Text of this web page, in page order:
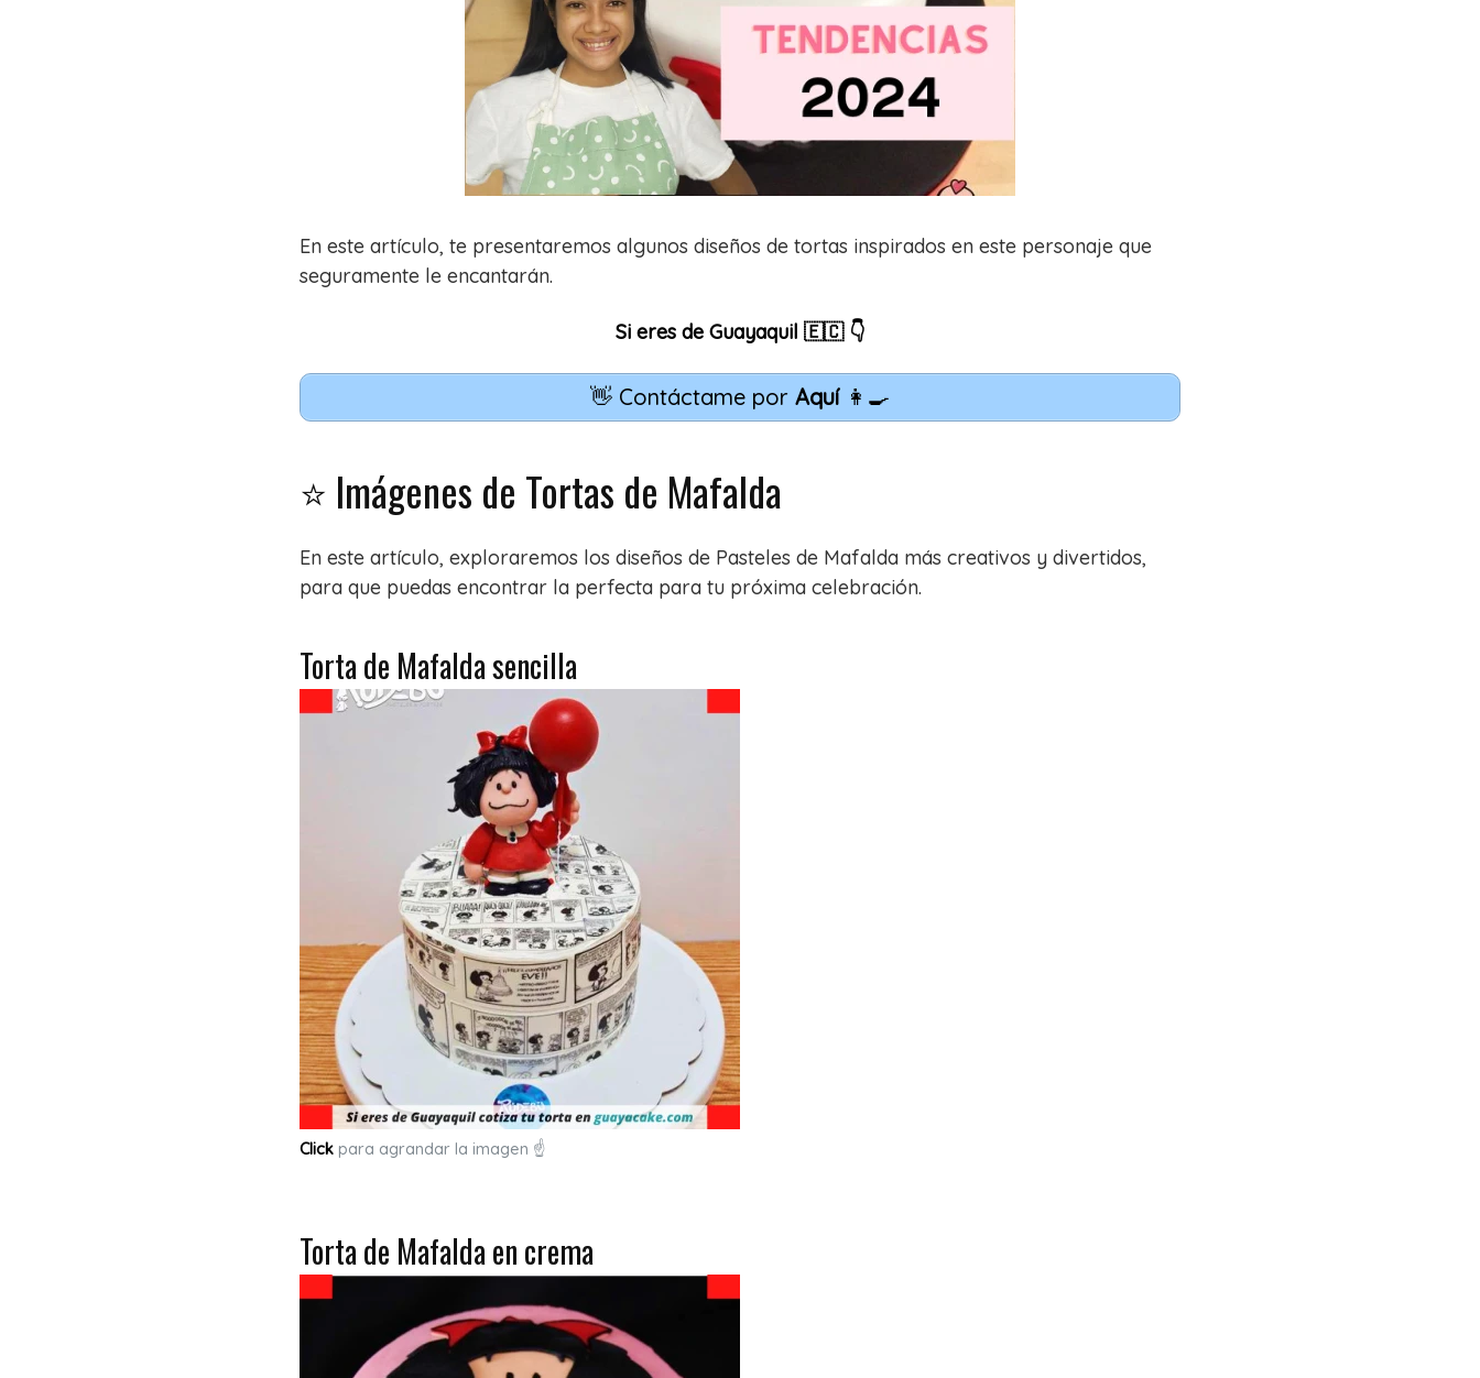
En este artículo, te presentaremos algunos diseños de tortas inspirados en este personaje que
seguramente le encantarán.
Si eres de Guayaquil 🇪🇨 👇
👋 Contáctame por Aquí👩‍🍳
⭐ Imágenes de Tortas de Mafalda
En este artículo, exploraremos los diseños de Pasteles de Mafalda más creativos y divertidos,
para que puedas encontrar la perfecta para tu próxima celebración.
Torta de Mafalda sencilla
Click para agrandar la imagen ☝
Torta de Mafalda en crema